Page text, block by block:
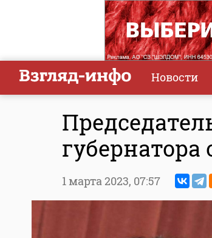
Новости
1 марта 2023, 07:57